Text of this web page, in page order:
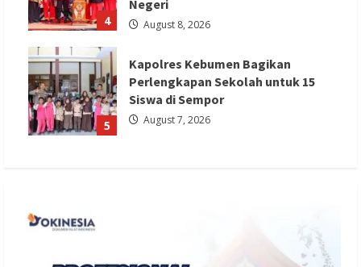
4
Negeri
August 8, 2026
5
Kapolres Kebumen Bagikan
Perlengkapan Sekolah untuk 15
Siswa di Sempor
August 7, 2026